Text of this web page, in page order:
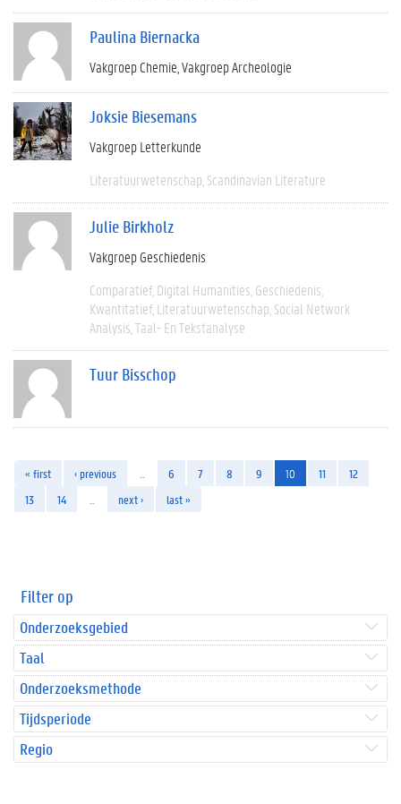
Paulina Biernacka
Vakgroep Chemie Vakgroep Archeologie
Joksie Biesemans
Vakgroep Letterkunde
Literatuurwetenschap Scandinavian Literature
Julie Birkholz
Vakgroep Geschiedenis
Comparatief Digital Humanities Geschiedenis
Kwantitatief Literatuurwetenschap Social Network
Analysis Taal- En Tekstanalyse
Tuur Bisschop
« first ‹ previous 6 7 8 9 10 11
12
13
14 next › last »
Filter op
Onderzoeksgebied
Taal
Onderzoeksmethode
Tijdsperiode
Regio